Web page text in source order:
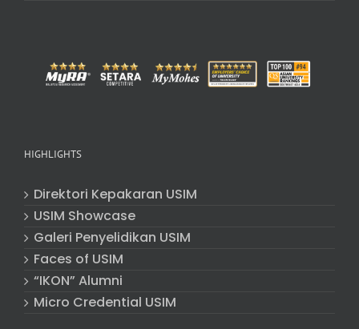
HIGHLIGHTS
Direktori Kepakaran USIM
USIM Showcase
Galeri Penyelidikan USIM
Faces of USIM
“IKON” Alumni
Micro Credential USIM